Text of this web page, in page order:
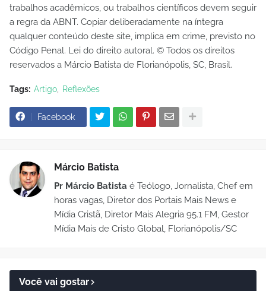
trabalhos acadêmicos, ou trabalhos científicos devem seguir
a regra da ABNT. Copiar deliberadamente na íntegra
qualquer conteúdo deste site, implica em crime, previsto no
Código Penal. Lei do direito autoral. © Todos os direitos
reservados a Márcio Batista de Florianópolis, SC, Brasil.
Tags: Artigo Reflexões
Facebook
Márcio Batista
Pr Márcio Batista é Teólogo, Jornalista, Chef em
horas vagas, Diretor dos Portais Mais News e
Mídia Cristã, Diretor Mais Alegria 95.1 FM, Gestor
Mídia Mais de Cristo Global, Florianópolis/SC
Você vai gostar